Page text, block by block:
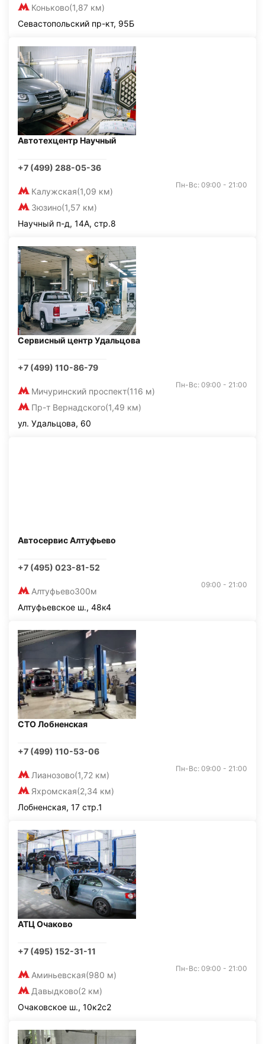
Коньково(1,87 км)
Севастопольский пр-кт, 95Б
Автотехцентр Научный
+7 (499) 288-05-36
Калужская(1,09 км)
Зюзино(1,57 км)
Пн-Вс: 09:00 - 21:00
Научный п-д, 14А, стр.8
Сервисный центр Удальцова
+7 (499) 110-86-79
Мичуринский проспект(116 м)
Пр-т Вернадского(1,49 км)
Пн-Вс: 09:00 - 21:00
ул. Удальцова, 60
Автосервис Алтуфьево
+7 (495) 023-81-52
Алтуфьево300м
09:00 - 21:00
Алтуфьевское ш., 48к4
СТО Лобненская
+7 (499) 110-53-06
Лианозово(1,72 км)
Яхромская(2,34 км)
Пн-Вс: 09:00 - 21:00
Лобненская, 17 стр.1
АТЦ Очаково
+7 (495) 152-31-11
Аминьевская(980 м)
Давыдково(2 км)
Пн-Вс: 09:00 - 21:00
Очаковское ш., 10к2с2